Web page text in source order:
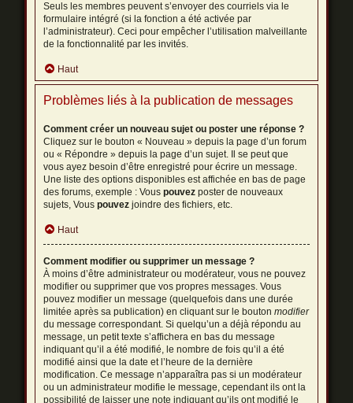
Seuls les membres peuvent s’envoyer des courriels via le
formulaire intégré (si la fonction a été activée par
l’administrateur). Ceci pour empêcher l’utilisation malveillante
de la fonctionnalité par les invités.
Haut
Problèmes liés à la publication de messages
Comment créer un nouveau sujet ou poster une réponse ?
Cliquez sur le bouton « Nouveau » depuis la page d’un forum
ou « Répondre » depuis la page d’un sujet. Il se peut que
vous ayez besoin d’être enregistré pour écrire un message.
Une liste des options disponibles est affichée en bas de page
des forums, exemple : Vouspouvez poster de nouveaux
sujets, Vouspouvez joindre des fichiers, etc.
Haut
Comment modifier ou supprimer un message ?
À moins d’être administrateur ou modérateur, vous ne pouvez
modifier ou supprimer que vos propres messages. Vous
pouvez modifier un message (quelquefois dans une durée
limitée après sa publication) en cliquant sur le boutonmodifier
du message correspondant. Si quelqu’un a déjà répondu au
message, un petit texte s’affichera en bas du message
indiquant qu’il a été modifié, le nombre de fois qu’il a été
modifié ainsi que la date et l’heure de la dernière
modification. Ce message n’apparaîtra pas si un modérateur
ou un administrateur modifie le message, cependant ils ont la
possibilité de laisser une note indiquant qu’ils ont modifié le